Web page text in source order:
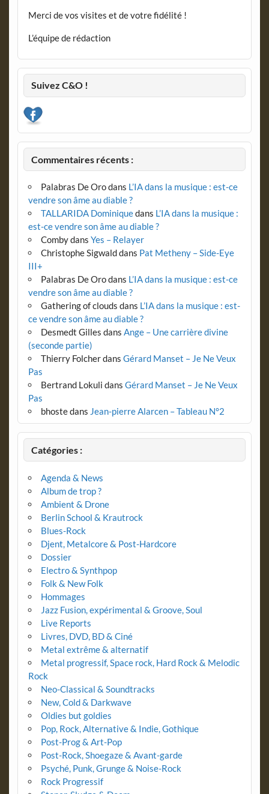
Merci de vos visites et de votre fidélité !
L’équipe de rédaction
Suivez C&O !
Commentaires récents :
Palabras De Orodans L’IA dans la musique : est-ce
vendre son âme au diable ?
TALLARIDA Dominiquedans L’IA dans la musique :
est-ce vendre son âme au diable ?
Combydans Yes – Relayer
Christophe Sigwalddans Pat Metheny – Side-Eye
III+
Palabras De Orodans L’IA dans la musique : est-ce
vendre son âme au diable ?
Gathering of clouds dans L’IA dans la musique : est-
ce vendre son âme au diable ?
Desmedt Gilles dans Ange – Une carrière divine
(seconde partie)
Thierry Folcherdans Gérard Manset – Je Ne Veux
Pas
Bertrand Lokuli dans Gérard Manset – Je Ne Veux
Pas
bhostedans Jean-pierre Alarcen – Tableau N°2
Catégories :
Agenda & News
Album de trop ?
Ambient & Drone
Berlin School & Krautrock
Blues-Rock
Djent, Metalcore & Post-Hardcore
Dossier
Electro & Synthpop
Folk & New Folk
Hommages
Jazz Fusion, expérimental & Groove, Soul
Live Reports
Livres, DVD, BD & Ciné
Metal extrême & alternatif
Metal progressif, Space rock, Hard Rock & Melodic
Rock
Neo-Classical & Soundtracks
New, Cold & Darkwave
Oldies but goldies
Pop, Rock, Alternative & Indie, Gothique
Post-Prog & Art-Pop
Post-Rock, Shoegaze & Avant-garde
Psyché, Punk, Grunge & Noise-Rock
Rock Progressif